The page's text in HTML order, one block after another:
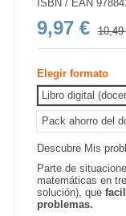
ISBN / EAN
9,97 € 10,49
Elegir formato
Libro digital
Pack ahorro del
Descubre Mis
Parte de
matemáticas en
solución), que
problemas.